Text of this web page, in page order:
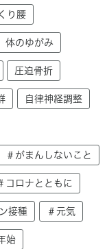
り腰
体のゆがみ
圧迫骨折
自律神経調整
＃がまんしないこと
コロナとともに
接種 ＃元気
始